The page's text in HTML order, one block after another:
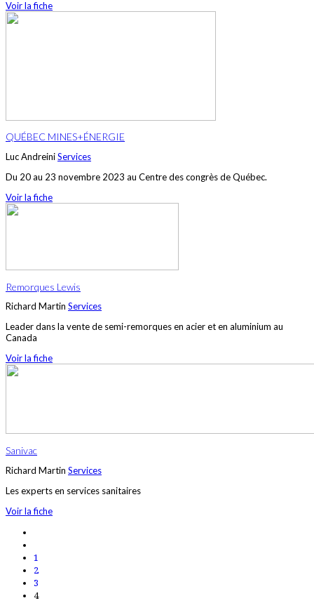
Voir la fiche
QUÉBEC MINES+ÉNERGIE
Luc AndreiniServices
Du 20 au 23 novembre 2023 au Centre des congrès de Québec.
Voir la fiche
Remorques Lewis
Richard Martin Services
Leader dans la vente de semi-remorques en acier et en aluminium au
Canada
Voir la fiche
Sanivac
Richard Martin Services
Les experts en services sanitaires
Voir la fiche
1
2
3
4